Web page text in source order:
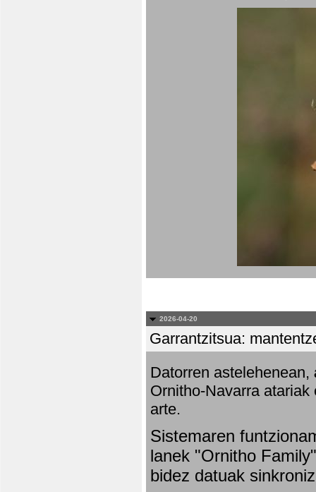
2026-04-20
Garrantzitsua:
Datorren astelehenean,
Ornitho-Navarra
arte.
Sistemaren
lanek "Ornitho
bidez datuak